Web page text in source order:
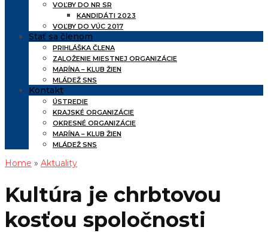
VOĽBY DO NR SR
KANDIDÁTI 2023
VOĽBY DO VÚC 2017
Stať sa členom
PRIHLÁŠKA ČLENA
ZALOŽENIE MIESTNEJ ORGANIZÁCIE
MARÍNA – KLUB ŽIEN
MLÁDEŽ SNS
Kontakt
ÚSTREDIE
KRAJSKÉ ORGANIZÁCIE
OKRESNÉ ORGANIZÁCIE
MARÍNA – KLUB ŽIEN
MLÁDEŽ SNS
Home » Aktuality
Kultúra je chrbtovou
kosťou spoločnosti